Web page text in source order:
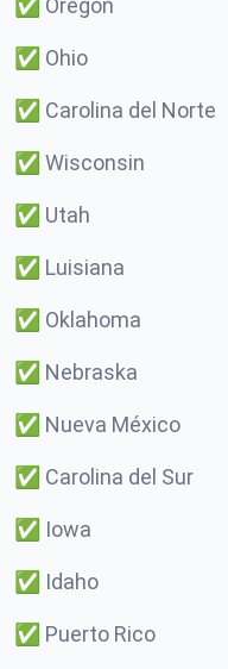
✅ Oregón
✅ Ohio
✅ Carolina del Norte
✅ Wisconsin
✅ Utah
✅ Luisiana
✅ Oklahoma
✅ Nebraska
✅ Nueva México
✅ Carolina del Sur
✅ Iowa
✅ Idaho
✅ Puerto Rico